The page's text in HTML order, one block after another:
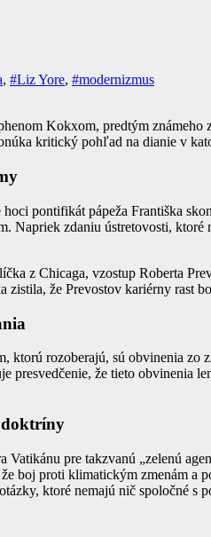
, #Liz Yore, #modernizmus
Kokxom, predtým
kritický pohľad na dianie v
hoci pontifikát pápeža Františka
Napriek zdaniu ústretovosti,
z Chicaga, vzostup Roberta
zistila, že Prevostov kariérny rast
ktorú rozoberajú, sú obvinenia
že tieto obvinenia
doktríny
pre takzvanú „zelenú
boj proti klimatickým zmenám a
ktoré nemajú nič spoločné s